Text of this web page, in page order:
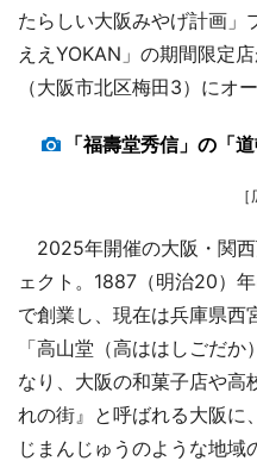
たらしい大阪みやげ計画」
ええYOKAN」の期間限定
（大阪市北区梅田3）にオ
「福壽堂秀信」の「
2025年開催の大阪・関
ェクト。1887（明治20）
で創業し、現在は兵庫県西
「高山堂（高ははしごだ
なり、大阪の和菓子店や高
れの街』と呼ばれる大阪に
じまんじゅうのような地